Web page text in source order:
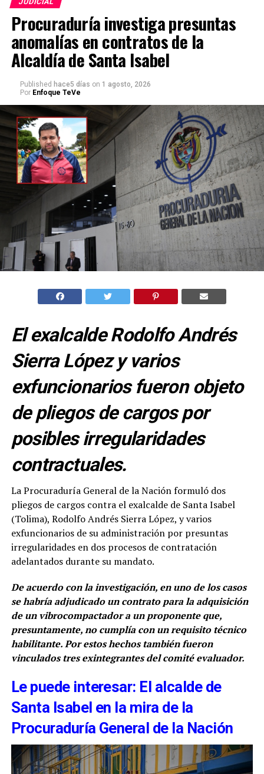
Procuraduría investiga presuntas
anomalías en contratos de la
Alcaldía de Santa Isabel
Published hace5 días on 1 agosto, 2026
Por Enfoque TeVe
El exalcalde Rodolfo Andrés
Sierra López y varios
exfuncionarios fueron objeto
de pliegos de cargos por
posibles irregularidades
contractuales.
La Procuraduría General de la Nación formuló dos
pliegos de cargos contra el exalcalde de Santa Isabel
(Tolima), Rodolfo Andrés Sierra López, y varios
exfuncionarios de su administración por presuntas
irregularidades en dos procesos de contratación
adelantados durante su mandato.
De acuerdo con la investigación, en uno de los casos
se habría adjudicado un contrato para la adquisición
de un vibrocompactador a un proponente que,
presuntamente, no cumplía con un requisito técnico
habilitante. Por estos hechos también fueron
vinculados tres exintegrantes del comité evaluador.
Le puede interesar: El alcalde de
Santa Isabel en la mira de la
Procuraduría General de la Nación